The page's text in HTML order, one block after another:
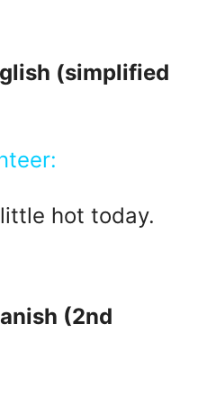
(simplified
little hot today.
(2nd